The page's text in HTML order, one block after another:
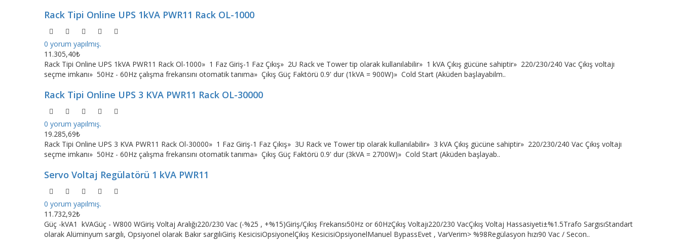
Rack Tipi Online UPS 1kVA PWR11 Rack OL-1000
0 yorum yapılmış.
11.305,40₺
Rack Tipi Online UPS 1kVA PWR11 Rack Ol-1000» 1 Faz Giriş-1 Faz Çıkış» 2U Rack ve Tower tip olarak kullanılabilir» 1 kVA Çıkış gücüne sahiptir» 220/230/240 Vac Çıkış voltajı
seçme imkanı» 50Hz - 60Hz çalışma frekansını otomatik tanıma» Çıkış Güç Faktörü 0.9' dur (1kVA = 900W)» Cold Start (Aküden başlayabilm..
Rack Tipi Online UPS 3 KVA PWR11 Rack OL-30000
0 yorum yapılmış.
19.285,69₺
Rack Tipi Online UPS 3 KVA PWR11 Rack Ol-30000» 1 Faz Giriş-1 Faz Çıkış» 3U Rack ve Tower tip olarak kullanılabilir» 3 kVA Çıkış gücüne sahiptir» 220/230/240 Vac Çıkış voltajı
seçme imkanı» 50Hz - 60Hz çalışma frekansını otomatik tanıma» Çıkış Güç Faktörü 0.9' dur (3kVA = 2700W)» Cold Start (Aküden başlayab..
Servo Voltaj Regülatörü 1 kVA PWR11
0 yorum yapılmış.
11.732,92₺
Güç -kVA1 kVAGüç - W800 WGiriş Voltaj Aralığı220/230 Vac (-%25 , +%15)Giriş/Çıkış Frekansı50Hz or 60HzÇıkış Voltajı220/230 VacÇıkış Voltaj Hassasiyeti±%1.5Trafo SargısıStandart
olarak Alüminyum sargılı, Opsiyonel olarak Bakır sargılıGiriş KesicisiOpsiyonelÇıkış KesicisiOpsiyonelManuel BypassEvet , VarVerim> %98Regülasyon hızı90 Vac / Secon..